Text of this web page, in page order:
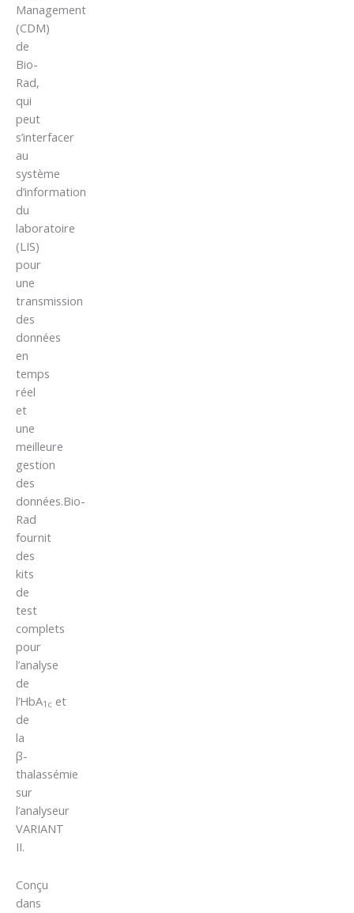
Management
(CDM)
de
Bio-
Rad,
qui
peut
s’interfacer
au
système
d’information
du
laboratoire
(LIS)
pour
une
transmission
des
données
en
temps
réel
et
une
meilleure
gestion
des
données.Bio-
Rad
fournit
des
kits
de
test
complets
pour
l’analyse
de
l’HbA1c et
de
la
β-
thalassémie
sur
l’analyseur
VARIANT
II.
Conçu
dans